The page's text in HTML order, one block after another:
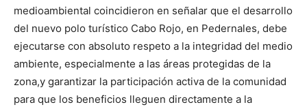
medioambiental coincidieron en señalar que el desarrollo
del nuevo polo turístico Cabo Rojo, en Pedernales, debe
ejecutarse con absoluto respeto a la integridad del medio
ambiente, especialmente a las áreas protegidas de la
zona,y garantizar la participación activa de la comunidad
para que los beneficios lleguen directamente a la